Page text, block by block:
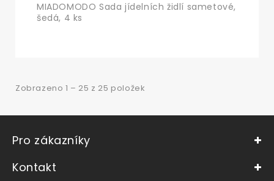
MIADOMODO Sada jídelních židlí sametové,
šedá, 4 ks
Zobrazeno 1 – 25 z 25 položek
Pro zákazníky
Kontakt